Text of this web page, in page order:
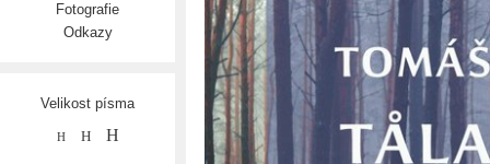
Fotografie
Odkazy
Velikost písma
H H H